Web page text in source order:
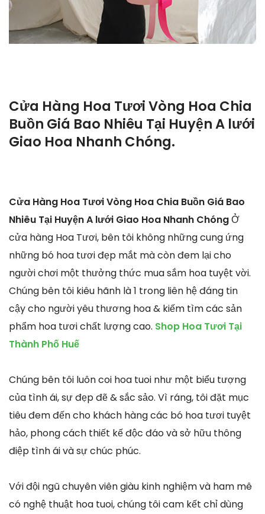
Cửa Hàng Hoa Tươi Vòng Hoa Chia
Buồn Giá Bao Nhiêu Tại Huyện A lưới
Giao Hoa Nhanh Chóng.
Cửa Hàng Hoa Tươi Vòng Hoa Chia Buồn Giá Bao
Nhiêu Tại Huyện A lưới Giao Hoa Nhanh ChóngỞ
cửa hàng Hoa Tươi, bên tôi không những cung ứng
những bó hoa tươi đẹp mắt mà còn đem lại cho
người chơi một thưởng thức mua sắm hoa tuyệt vời.
Chúng bên tôi kiêu hãnh là 1 trong liên hệ đáng tin
cậy cho người yêu thương hoa & kiếm tìm các sản
phẩm hoa tươi chất lượng cao. Shop Hoa Tươi Tại
Thành Phố Huế
Chúng bên tôi luôn coi hoa tuoi như một biểu tượng
của tình ái, sự đẹp đẽ & sắc sảo. Vì ráng, tôi đặt mục
tiêu đem đến cho khách hàng các bó hoa tươi tuyệt
hảo, phong cách thiết kế độc đáo và sở hữu thông
điệp tình ái và sự chúc phúc.
Với đội ngũ chuyên viên giàu kinh nghiệm và ham mê
có nghệ thuật hoa tuoi, chúng tôi cam kết chỉ dùng